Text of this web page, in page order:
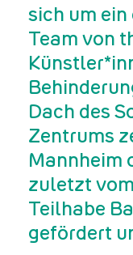
sich um
Team von
Dach des
Zentrums
Mannheim
zuletzt
Teilhabe
gefördert